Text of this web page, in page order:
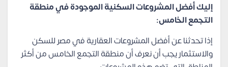
إليك أفضل المشروعات السكنية الموجودة في منطقة
التجمع الخامس:
إذا تحدثنا عن أفضل المشروعات العقارية في مصر للسكن
والاستثمار يجب أن نعرف أن منطقة التجمع الخامس من أكثر